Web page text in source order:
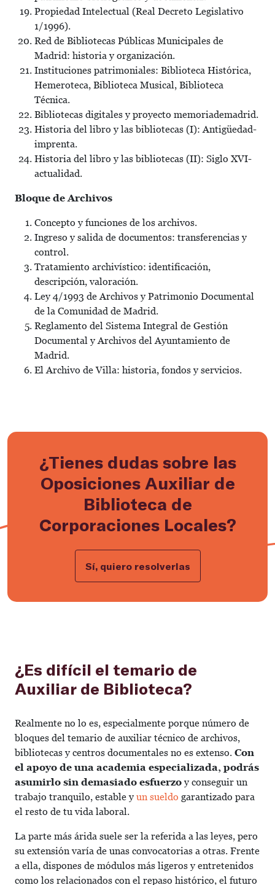
Propiedad Intelectual (Real Decreto Legislativo
1/1996).
Red de Bibliotecas Públicas Municipales de
Madrid: historia y organización.
Instituciones patrimoniales: Biblioteca Histórica,
Hemeroteca, Biblioteca Musical, Biblioteca
Técnica.
Bibliotecas digitales y proyecto memoriademadrid.
Historia del libro y las bibliotecas (I): Antigüedad-
imprenta.
Historia del libro y las bibliotecas (II): Siglo XVI-
actualidad.
Bloque de Archivos
Concepto y funciones de los archivos.
Ingreso y salida de documentos: transferencias y
control.
Tratamiento archivístico: identificación,
descripción, valoración.
Ley 4/1993 de Archivos y Patrimonio Documental
de la Comunidad de Madrid.
Reglamento del Sistema Integral de Gestión
Documental y Archivos del Ayuntamiento de
Madrid.
El Archivo de Villa: historia, fondos y servicios.
¿Tienes dudas sobre las
Oposiciones Auxiliar de
Biblioteca de
Corporaciones Locales?
Sí, quiero resolverlas
¿Es difícil el temario de
Auxiliar de Biblioteca?
Realmente no lo es, especialmente porque número de
bloques del temario de auxiliar técnico de archivos,
bibliotecas y centros documentales no es extenso. Con
el apoyo de una academia especializada, podrás
asumirlo sin demasiado esfuerzoy conseguir un
trabajo tranquilo, estable y un sueldo garantizado para
el resto de tu vida laboral.
La parte más árida suele ser la referida a las leyes, pero
su extensión varía de unas convocatorias a otras. Frente
a ella, dispones de módulos más ligeros y entretenidos
como los relacionados con el repaso histórico, el futuro